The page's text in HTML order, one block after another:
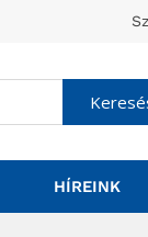
HÍREINK